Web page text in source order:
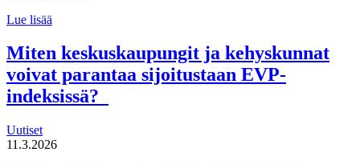
Lue lisää
tekijät haluaa
uudistaa
maahanmuuttopolitiikkaa
Miten keskuskaupungit ja kehyskunnat
voivat parantaa sijoitustaan EVP-
indeksissä?
Uutiset
11.3.2026